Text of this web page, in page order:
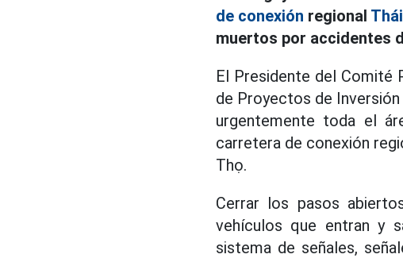
de conexión regional
muertos por accidentes
El Presidente del Comité
de Proyectos de
urgentemente toda el
carretera de conexión
Thọ.
Cerrar los pasos
vehículos que entran y
sistema de señales,